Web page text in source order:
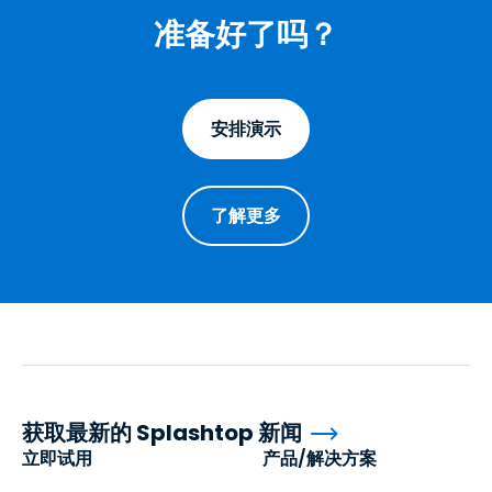
准备好了吗？
安排演示
了解更多
立即试用 产品/解决方案
获取最新的 Splashtop 新闻